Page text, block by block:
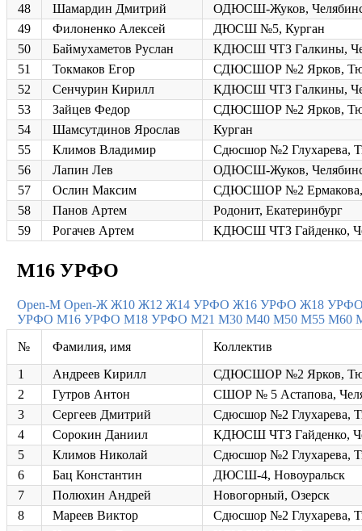
48
Шамардин Дмитрий
ОДЮСШ-Жуков,
49
Филоненко Алексей
ДЮСШ №5, Курган
50
Баймухаметов Руслан
КДЮСШ ЧТЗ Галкины,
51
Токмаков Егор
СДЮСШОР №2 Ярков,
52
Сенчурин Кирилл
КДЮСШ ЧТЗ Галкины,
53
Зайцев Федор
СДЮСШОР №2 Ярков,
54
Шамсутдинов Ярослав
Курган
55
Климов Владимир
Сдюсшор №2 Глухарева,
56
Лапин Лев
ОДЮСШ-Жуков,
57
Ослин Максим
СДЮСШОР №2 Ермакова,
58
Панов Артем
Родонит, Екатеринбург
59
Рогачев Артем КДЮСШ ЧТЗ Гайденко,
М16 УРФО
Open-M Open-Ж Ж10 Ж12 Ж14 УРФО Ж16 УРФО Ж18
УРФО М16 УРФО М18 УРФО М21 М30 М40 М50 М55 М60
№ Фамилия, имя
Коллектив
1
Андреев Кирилл
СДЮСШОР №2 Ярков,
2
Гутров Антон
СШОР № 5 Астапова,
3
Сергеев Дмитрий
Сдюсшор №2 Глухарева,
4
Сорокин Даниил
КДЮСШ ЧТЗ Гайденко,
5
Климов Николай
Сдюсшор №2 Глухарева,
6
Бац Константин
ДЮСШ-4, Новоуральск
7
Полюхин Андрей
Новогорный, Озерск
8
Мареев Виктор
Сдюсшор №2 Глухарева,